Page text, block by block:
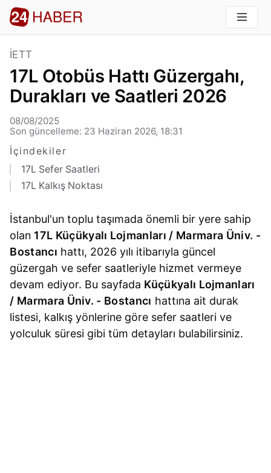
İETT
17L Otobüs Hattı Güzergahı,
Durakları ve Saatleri 2026
08/08/2025
Son güncelleme: 23 Haziran 2026, 18:31
İçindekiler
17L Sefer Saatleri
17L Kalkış Noktası
İstanbul'un toplu taşımada önemli bir yere sahip
olan 17L Küçükyalı Lojmanları / Marmara Üniv. -
Bostancı hattı, 2026 yılı itibarıyla güncel
güzergah ve sefer saatleriyle hizmet vermeye
devam ediyor. Bu sayfada Küçükyalı Lojmanları
/ Marmara Üniv. - Bostancı hattına ait durak
listesi, kalkış yönlerine göre sefer saatleri ve
yolculuk süresi gibi tüm detayları bulabilirsiniz.